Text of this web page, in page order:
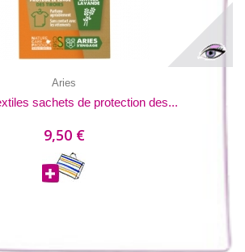
Aries
sachets de protection des...
9,50 €